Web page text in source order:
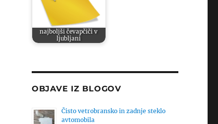
najboljši čevapčiči v
ljubljani
OBJAVE IZ BLOGOV
Čisto vetrobransko in zadnje steklo
avtomobila